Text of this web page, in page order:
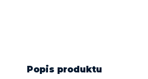
Popis produktu